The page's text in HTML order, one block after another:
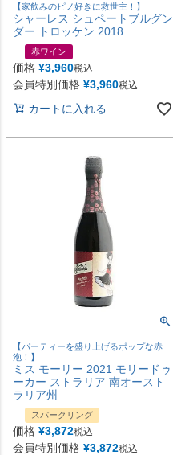
【家飲みのピノ好きに救世主！】
シャーレス シュペートブルグン
ダー トロッケン 2018
赤ワイン
価格 ¥3,960税込
会員特別価格 ¥3,960税込
カートに入れる
【パーティーを盛り上げるポップな赤
泡！】
ミス モーリー 2021 モリードゥ
ーカー ストラリア 南オースト
ラリア州
スパークリング
価格 ¥3,872税込
会員特別価格 ¥3,872税込